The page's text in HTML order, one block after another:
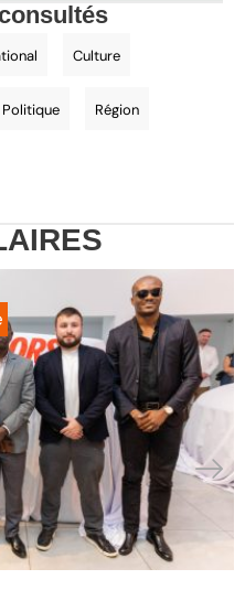
Culture
Politique Région